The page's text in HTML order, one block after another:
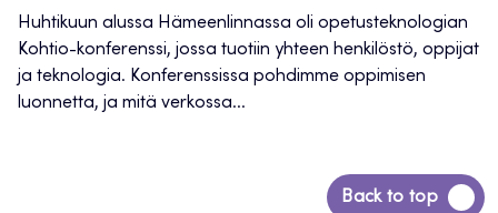
Huhtikuun alussa Hämeenlinnassa oli opetusteknologian
Kohtio-konferenssi, jossa tuotiin yhteen henkilöstö, oppijat
ja teknologia. Konferenssissa pohdimme oppimisen
luonnetta, ja mitä verkossa...
Back to top
Siirry